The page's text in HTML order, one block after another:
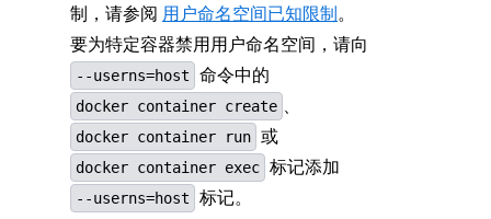
制，请参阅 用户命名空间已知限制。
要为特定容器禁用用户命名空间，请向
--userns=host 命令中的
docker container create 、
docker container run 或
docker container exec 标记添加
--userns=host
标记。